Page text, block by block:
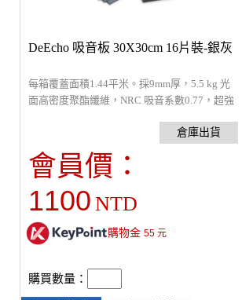
DeEcho 吸音板 30X30cm 16片裝-銀灰
每箱覆蓋面積1.44平米。採9mm厚，5.5 kg 光
面高密度聚酯纖維，NRC 吸音系數0.77，超強
原料，適合DIY，簡易黏貼、拆除，重複使
用。(建議貼覆面積為室內六面總面積的1/3以
上)（面積價格預估表）
會員價：
1100 NTD
購物金 55元
購買數量：